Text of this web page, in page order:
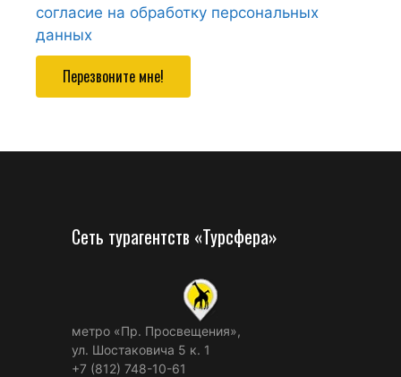
согласие на обработку персональных
данных
Перезвоните мне!
Сеть турагентств «Турсфера»
метро «Пр. Просвещения»,
ул. Шостаковича 5 к. 1
+7 (812) 748-10-61